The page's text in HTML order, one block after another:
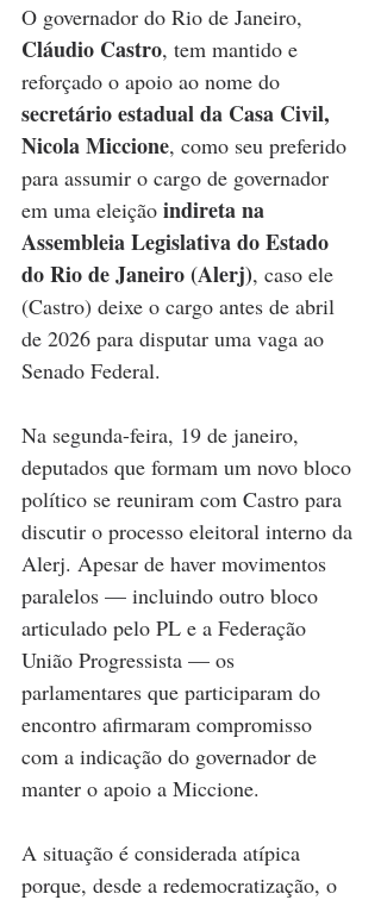
O governador do Rio de Janeiro,
Cláudio Castro, tem mantido e
reforçado o apoio ao nome do
secretário estadual da Casa Civil,
Nicola Miccione, como seu preferido
para assumir o cargo de governador
em uma eleição indireta na
Assembleia Legislativa do Estado
do Rio de Janeiro (Alerj), caso ele
(Castro) deixe o cargo antes de abril
de 2026 para disputar uma vaga ao
Senado Federal.
Na segunda-feira, 19 de janeiro,
deputados que formam um novo bloco
político se reuniram com Castro para
discutir o processo eleitoral interno da
Alerj. Apesar de haver movimentos
paralelos — incluindo outro bloco
articulado pelo PL e a Federação
União Progressista — os
parlamentares que participaram do
encontro afirmaram compromisso
com a indicação do governador de
manter o apoio a Miccione.
A situação é considerada atípica
porque, desde a redemocratização, o